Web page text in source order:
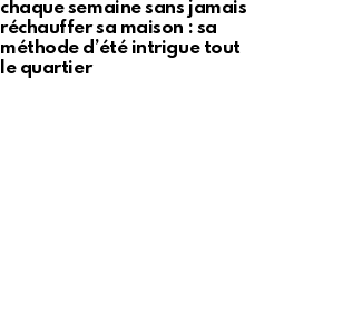
chaque semaine sans jamais
réchauffer sa maison : sa
méthode d’été intrigue tout
le quartier